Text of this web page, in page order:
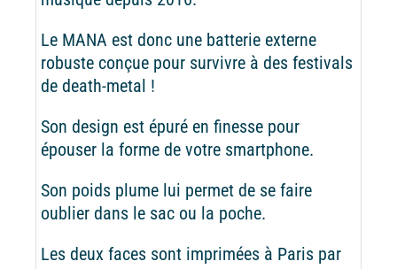
Le MANA est donc une batterie externe
robuste conçue pour survivre à des festivals
de death-metal !
Son design est épuré en finesse pour
épouser la forme de votre smartphone.
Son poids plume lui permet de se faire
oublier dans le sac ou la poche.
Les deux faces sont imprimées à Paris par